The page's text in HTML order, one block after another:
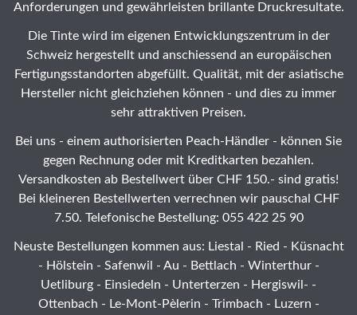
Anforderungen und gewährleisten brillante Druckresultate.
Die Tinte wird im eigenen Entwicklungszentrum in der
Schweiz hergestellt und anschiessend an europäischen
Fertigungsstandorten abgefüllt. Qualität, mit der asiatische
Hersteller nicht gleichziehen können - und dies zu immer
sehr attraktiven Preisen.
Bei uns - einem authorisierten Peach-Händler - können Sie
gegen Rechnung oder mit Kreditkarten bezahlen.
Versandkosten ab Bestellwert über CHF 150.- sind gratis!
Bei kleineren Bestellwerten verrechnen wir pauschal CHF
7.50. Telefonische Bestellung: 055 422 25 90
Neuste Bestellungen kommen aus: Liestal - Ried - Küsnacht
- Hölstein - Safenwil - Au - Bettlach - Winterthur-
Uetliburg - Einsiedeln - Unterterzen - Hergiswil- -
Ottenbach - Le-Mont-Pèlerin - Trimbach - Luzern -